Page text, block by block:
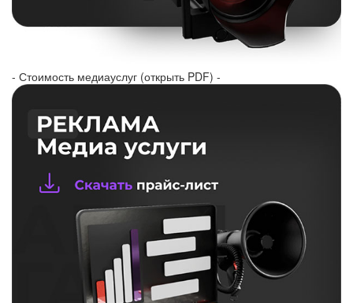
- Стоимость медиауслуг (открыть PDF) -